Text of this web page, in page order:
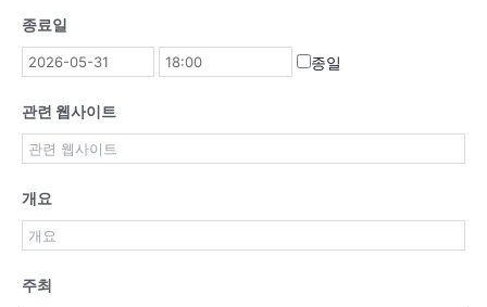
종료일
종일
관련 웹사이트
개요
주최